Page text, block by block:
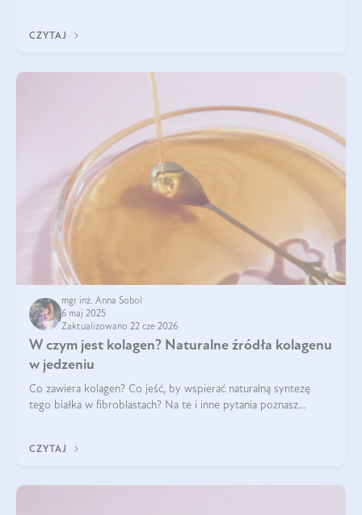
CZYTAJ
mgr inż. Anna Sobol
6 maj 2025
Zaktualizowano 22 cze 2026
W czym jest kolagen? Naturalne źródła kolagenu
w jedzeniu
Co zawiera kolagen? Co jeść, by wspierać naturalną syntezę
tego białka w fibroblastach? Na te i inne pytania poznasz
CZYTAJ